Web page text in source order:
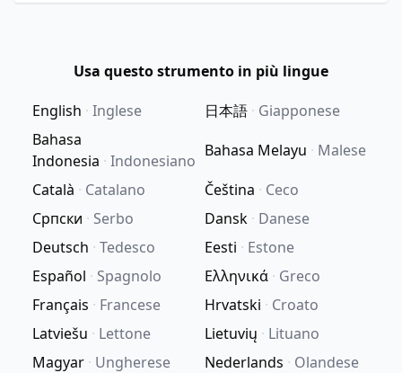
Usa questo strumento in più lingue
English · Inglese 日本語 · Giapponese
Bahasa
Indonesia · Indonesiano
Bahasa Melayu · Malese
Català · Catalano Čeština · Ceco
Српски · Serbo Dansk · Danese
Deutsch · Tedesco Eesti · Estone
Español · Spagnolo Ελληνικά · Greco
Français · Francese Hrvatski · Croato
Latviešu · Lettone Lietuvių · Lituano
Magyar · Ungherese Nederlands · Olandese